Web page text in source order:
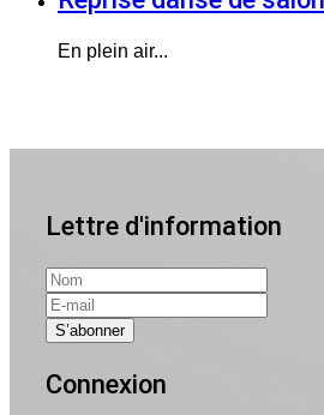
En plein air...
Lettre d'information
Connexion